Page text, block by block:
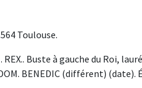
Toulouse.
REX.. Buste à gauche du Roi,
BENEDIC (différent) (date).